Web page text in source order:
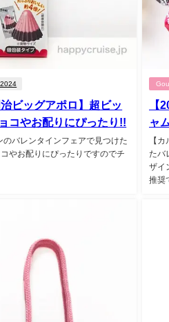
2024
ビッグアポロ】超ビッ
コやお配りにぴったり!!
のバレンタインフェアで見つけた
やお配りにぴったりですのでチ
【
ャ
【
たバ
ザイ
推奨